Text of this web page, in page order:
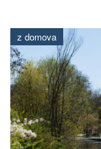
z domova